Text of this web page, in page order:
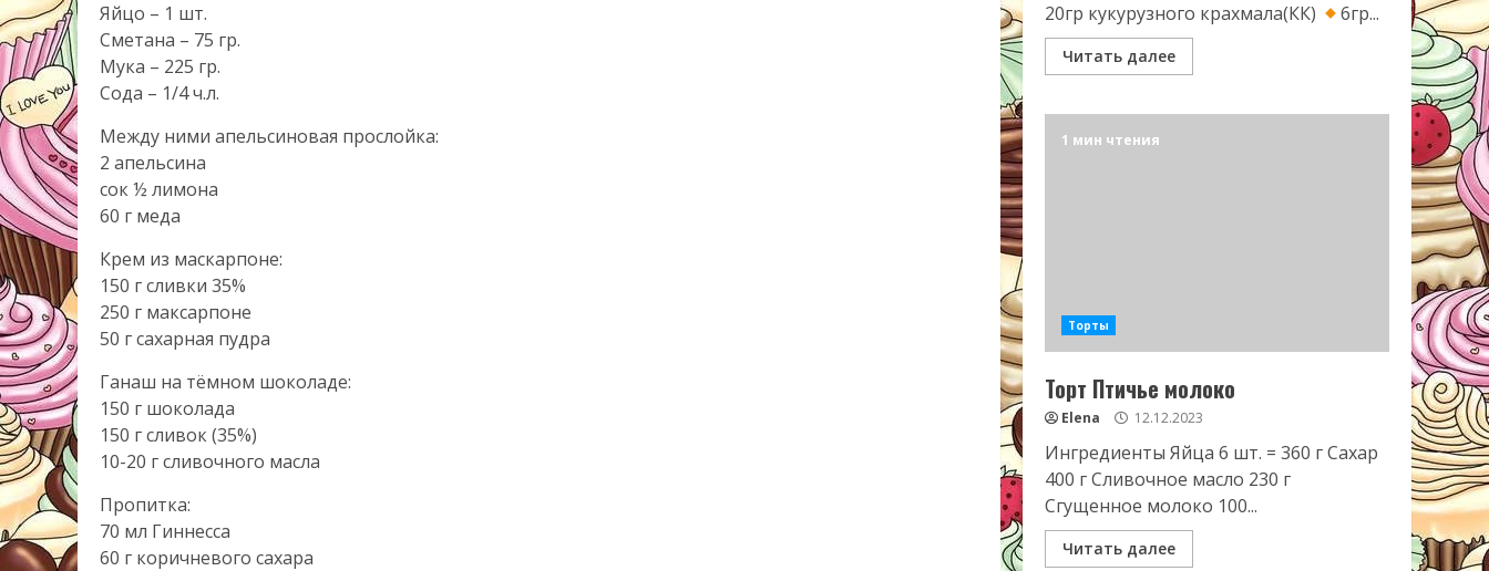
Яйцо – 1 шт.
Сметана – 75 гр.
Мука – 225 гр.
Сода – 1/4 ч.л.
Между ними апельсиновая прослойка:
2 апельсина
сок ½ лимона
60 г меда
Крем из маскарпоне:
150 г сливки 35%
250 г максарпоне
50 г сахарная пудра
Ганаш на тёмном шоколаде:
150 г шоколада
150 г сливок (35%)
10-20 г сливочного масла
Пропитка:
70 мл Гиннесса
60 г коричневого сахара
20гр кукурузного крахмала(КК)
6гр...
Читать далее
1 мин чтения
Торты
Торт Птичье молоко
Elena 12.12.2023
Ингредиенты Яйца 6 шт. = 360 г Сахар
400 г Сливочное масло 230 г
Сгущенное молоко 100...
Читать далее